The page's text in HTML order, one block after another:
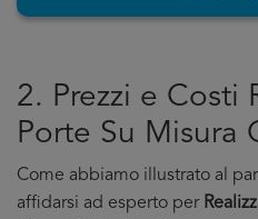
2. Prezzi e Costi
Porte Su Misura
Come abbiamo illustrato al
affidarsi ad esperto per